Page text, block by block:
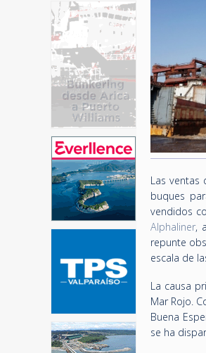
Las ventas
buques
vendidos
Alphaliner,
repunte
escala de
La causa
Mar Rojo.
Buena
se ha